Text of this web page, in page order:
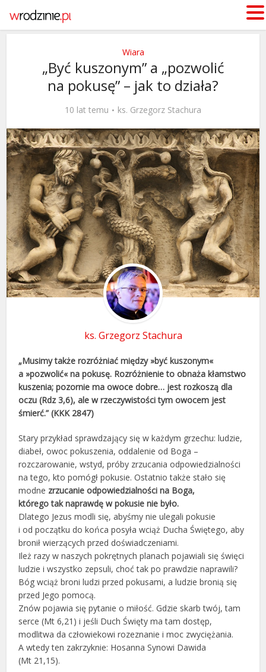
Wiara
„Być kuszonym” a „pozwolić
na pokusę” – jak to działa?
10 lat temu ks. Grzegorz Stachura
ks. Grzegorz Stachura
„Musimy także rozróżniać między »być kuszonym«
a »pozwolić« na pokusę. Rozróżnienie to obnaża kłamstwo
kuszenia; pozornie ma owoce dobre… jest rozkoszą dla
oczu (Rdz 3,6), ale w rzeczywistości tym owocem jest
śmierć.” (KKK 2847)
Stary przykład sprawdzający się w każdym grzechu: ludzie,
diabeł, owoc pokuszenia, oddalenie od Boga –
rozczarowanie, wstyd, próby zrzucania odpowiedzialności
na tego, kto pomógł pokusie. Ostatnio także stało się
modne zrzucanie odpowiedzialności na Boga,
którego tak naprawdę w pokusie nie było.
Dlatego Jezus modli się, abyśmy nie ulegali pokusie
i od początku do końca posyła wciąż Ducha Świętego, aby
bronił wierzących przed doświadczeniami.
Ileż razy w naszych pokrętnych planach pojawiali się święci
ludzie i wszystko zepsuli, choć tak po prawdzie naprawili?
Bóg wciąż broni ludzi przed pokusami, a ludzie bronią się
przed Jego pomocą.
Znów pojawia się pytanie o miłość. Gdzie skarb twój, tam
serce (Mt 6,21) i jeśli Duch Święty ma tam dostęp,
modlitwa da człowiekowi rozeznanie i moc zwyciężania.
A wtedy ten zakrzyknie: Hosanna Synowi Dawida
(Mt 21,15).